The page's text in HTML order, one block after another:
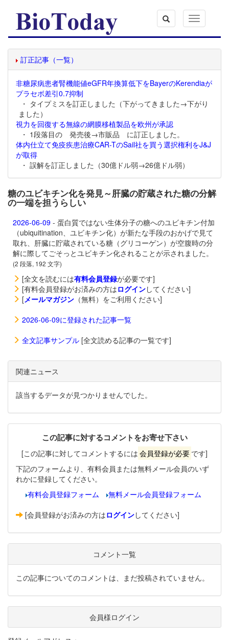
Toggle
navigation
訂正記事（一覧）
非糖尿病患者腎機能値eGFR年換算低下をBayerのKerendiaが
プラセボ差引0.7抑制
・ タイプミスを訂正しました（下がってきました→下がり
ました）
視力を回復する無線の網膜移植製品を欧州が承認
・ 1段落目の 発売後→市販品 に訂正しました。
体内仕立て免疫疾患治療CAR-TのSail社を買う選択権利をJ&J
が取得
・ 誤解を訂正しました（30億ドル弱→26億ドル弱）
糖のユビキチン化を発見～肝臓の貯蔵された糖の分解
の一端を担うらしい
2026-06-09 - 蛋白質ではない生体分子の糖へのユビキチン付加
（ubiquitination、ユビキチン化）が新たな手段のおかげで見て
取れ、肝臓に貯蔵されている糖（グリコーゲン）が空腹時の分
解に際してごそっとユビキチン化されることが示されました。
(2 段落, 192 文字)
[全文を読むには有料会員登録が必要です]
[有料会員登録がお済みの方はログインしてください]
[メールマガジン （無料）をご利用ください]
2026-06-09に登録された記事一覧
全文記事サンプル [全文読める記事の一覧です]
関連ニュース
該当するデータが見つかりませんでした。
この記事に対するコメントをお寄せ下さい
[この記事に対してコメントするには 会員登録が必要 です]
下記のフォームより、有料会員または無料メール会員のいず
れかに登録してください。
有料会員登録フォーム
無料メール会員登録フォーム
[会員登録がお済みの方はログインしてください]
コメント一覧
この記事についてのコメントは、まだ投稿されていません。
会員様ログイン